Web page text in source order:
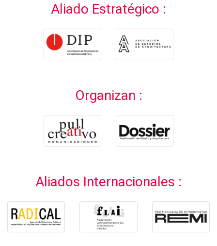
Aliado Estratégico :
Organizan :
Aliados Internacionales :